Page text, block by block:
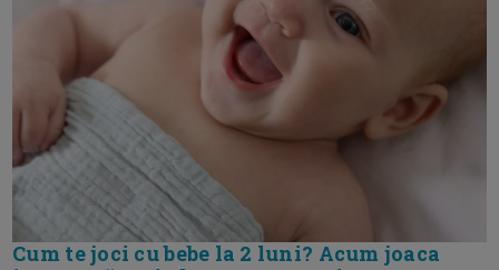
Cum te joci cu bebe la 2 luni? Acum joaca